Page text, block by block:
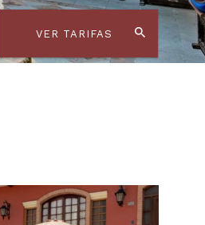
VER TARIFAS